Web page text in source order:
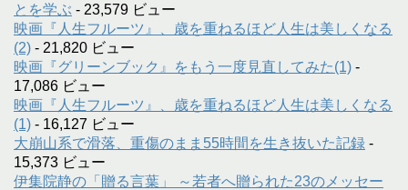
とを学ぶ - 23,579 ビュー
映画『人生フルーツ』、歳を重ねるほど人生は美しくなる
(2) - 21,820 ビュー
映画『グリーンブック』をもう一度見直してみた(1) -
17,086 ビュー
映画『人生フルーツ』、歳を重ねるほど人生は美しくなる
(1) - 16,127 ビュー
大崩山系で滑落、重傷のまま55時間を生き抜いた記録 -
15,373 ビュー
伊集院静の「贈る言葉」 ～若者へ贈られた23のメッセー